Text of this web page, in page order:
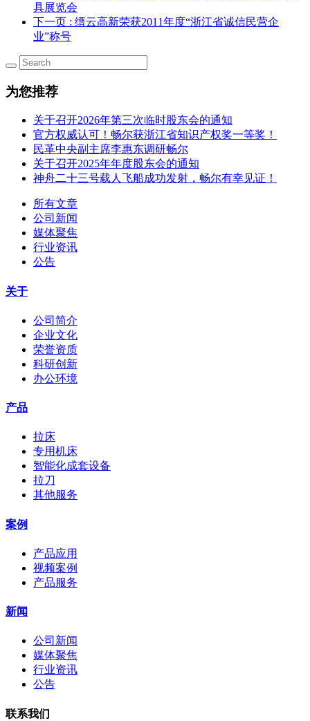
具展览会
下一页 : 缙云高新荣获2011年度“浙江省诚信民营企
业”称号
为您推荐
关于召开2026年第三次临时股东会的通知
官方权威认可！畅尔获浙江省知识产权奖一等奖！
民革中央副主席李惠东调研畅尔
关于召开2025年年度股东会的通知
神舟二十三号载人飞船成功发射，畅尔有幸见证！
所有文章
公司新闻
媒体聚焦
行业资讯
公告
关于
公司简介
企业文化
荣誉资质
科研创新
办公环境
产品
拉床
专用机床
智能化成套设备
拉刀
其他服务
案例
产品应用
视频案例
产品服务
新闻
公司新闻
媒体聚焦
行业资讯
公告
联系我们